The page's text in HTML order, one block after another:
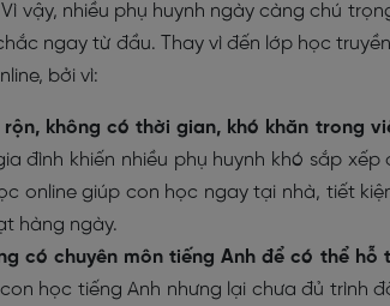
vậy, nhiều phụ huynh ngày càng chú
ngay từ đầu. Thay vì đến lớp học
bởi vì:
rộn, không có thời gian, khó khăn trong
đình khiến nhiều phụ huynh khó sắp
online giúp con học ngay tại nhà, tiết
hàng ngày.
có chuyên môn tiếng Anh để có thể hỗ
học tiếng Anh nhưng lại chưa đủ trình